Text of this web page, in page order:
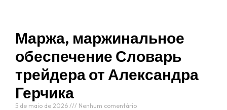
Маржа, маржинальное
обеспечение Словарь
трейдера от Александра
Герчика
5 de maio de 2026 Nenhum comentário